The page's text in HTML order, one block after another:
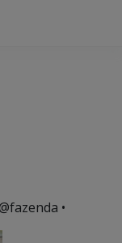
•